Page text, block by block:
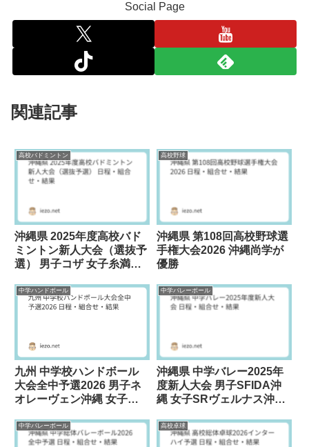
Social Page
関連記事
高校バドミントン
沖縄県 2025年度高校バド
ミントン新人大会（選抜予
選） 男子コザ 女子糸満が
高校野球
沖縄県 第108回高校野球選
手権大会2026 沖縄尚学が
優勝
中学ハンドボール
九州 中学校ハンドボール
大会全中予選2026 男子ネ
オレーヴェン沖縄 女子鶴
中学バレーボール
沖縄県 中学バレー2025年
度新人大会 男子SFIDA沖
縄 女子SRヴェルナス沖縄
中学バレーボール 高校卓球